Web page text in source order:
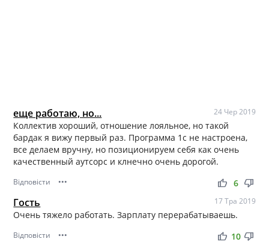
еще работаю, но... 24 Чер 2019
Коллектив хороший, отношение лояльное, но такой
бардак я вижу первый раз. Программа 1с не настроена,
все делаем вручну, но позиционируем себя как очень
качественный аутсорс и клнечно очень дорогой.
Відповісти ••• thumb_up thumb_down
6
Гость 17 Тра 2019
Очень тяжело работать. Зарплату перерабатываешь.
Відповісти ••• thumb_up thumb_down
10